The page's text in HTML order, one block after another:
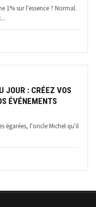
1% sur l'essence ? Normal.
JOUR : CRÉEZ VOS
ÉVÉNEMENTS
égarées, l'oncle Michel qu'il